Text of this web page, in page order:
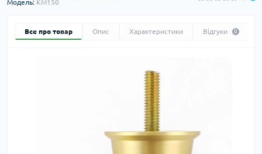
Модель: KM150
Все про товар Опис Характеристики Відгуки 0